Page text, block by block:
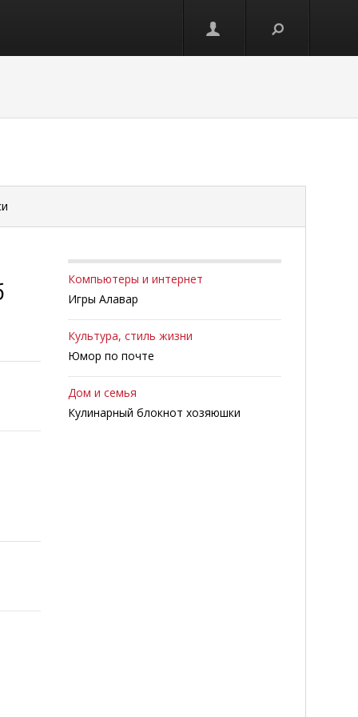
Компьютеры и интернет
Игры Алавар
Культура, стиль жизни
Юмор по почте
Дом и семья
Кулинарный блокнот хозяюшки